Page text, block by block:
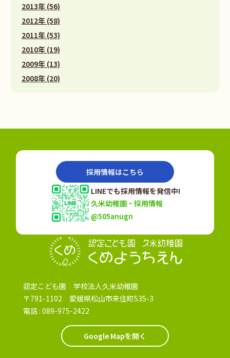
2013年 (56)
2012年 (58)
2011年 (53)
2010年 (19)
2009年 (13)
2008年 (20)
認定こども園 学校法人久米幼稚園
〒791-1102 愛媛県松山市来住町535-3
電話 : 089-975-2422
Google Mapを開く
採用情報はこちら
LINEでも採用情報を発信中!
久米幼稚園・採用情報
@505anugn